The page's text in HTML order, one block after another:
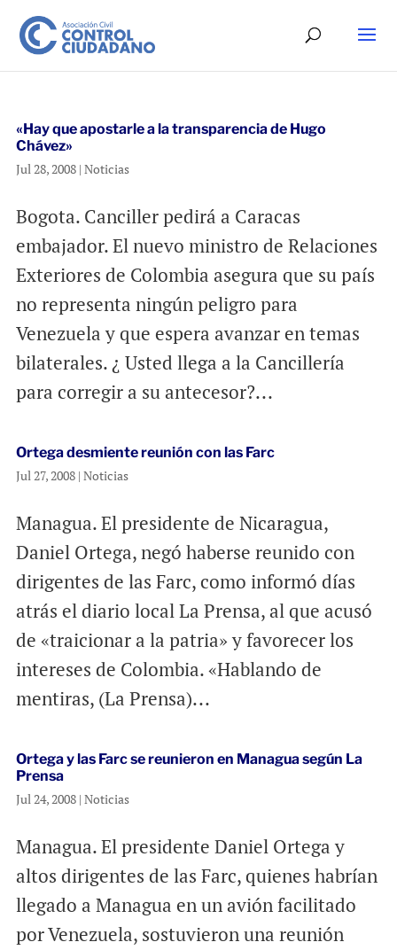
«Hay que apostarle a la transparencia de Hugo
Chávez»
Jul 28, 2008| Noticias
Bogota. Canciller pedirá a Caracas
embajador. El nuevo ministro de Relaciones
Exteriores de Colombia asegura que su país
no representa ningún peligro para
Venezuela y que espera avanzar en temas
bilaterales. ¿ Usted llega a la Cancillería
para corregir a su antecesor?...
Ortega desmiente reunión con las Farc
Jul 27, 2008| Noticias
Managua. El presidente de Nicaragua,
Daniel Ortega, negó haberse reunido con
dirigentes de las Farc, como informó días
atrás el diario local La Prensa, al que acusó
de «traicionar a la patria» y favorecer los
intereses de Colombia. «Hablando de
mentiras, (La Prensa)...
Ortega y las Farc se reunieron en Managua según La
Prensa
Jul 24, 2008| Noticias
Managua. El presidente Daniel Ortega y
altos dirigentes de las Farc, quienes habrían
llegado a Managua en un avión facilitado
por Venezuela, sostuvieron una reunión